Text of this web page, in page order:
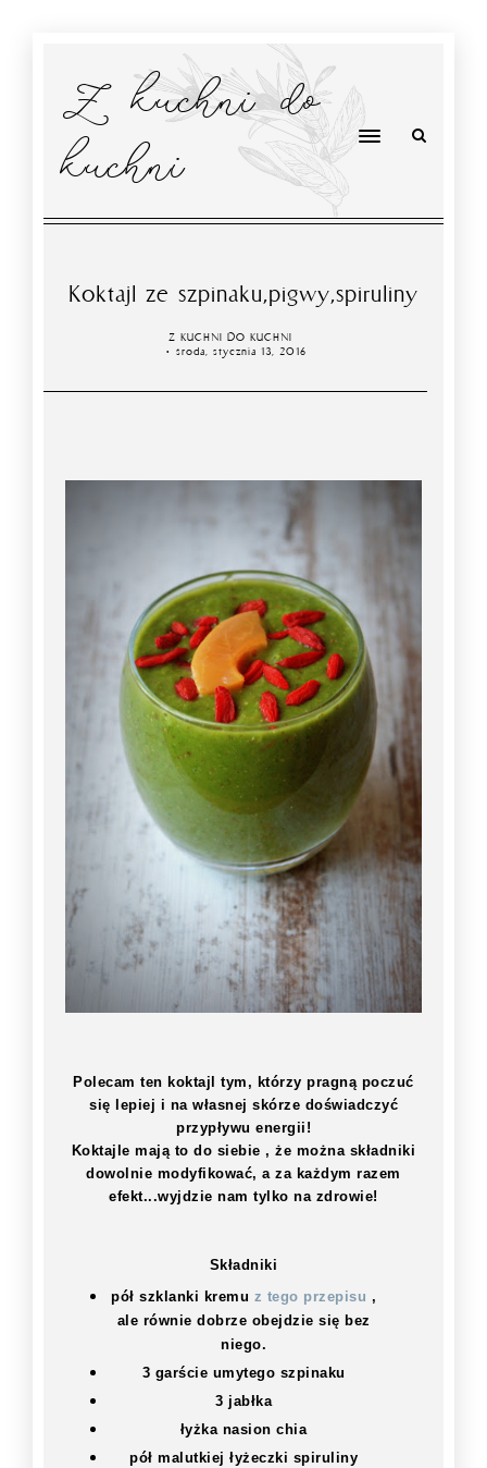
Z kuchni do
kuchni
Koktajl ze szpinaku,pigwy,spiruliny
Z KUCHNI DO KUCHNI
środa, stycznia 13, 2016
Polecam ten koktajl tym, którzy pragną poczuć
się lepiej i na własnej skórze doświadczyć
przypływu energii!
Koktajle mają to do siebie , że można składniki
dowolnie modyfikować, a za każdym razem
efekt...wyjdzie nam tylko na zdrowie!
Składniki
pół szklanki kremu z tego przepisu ,
ale równie dobrze obejdzie się bez
niego.
3 garście umytego szpinaku
3 jabłka
łyżka nasion chia
pół malutkiej łyżeczki spiruliny